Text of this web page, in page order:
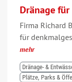
Dränage
Firma Richard
für
mehr
Dränage- &
Plätze, Parks &